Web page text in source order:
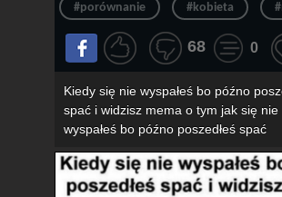
#porównanie #kobieta
68 0
Kiedy się nie wyspałeś bo późno
spać i widzisz mema o tym jak się nie
wyspałeś bo późno poszedłeś spać